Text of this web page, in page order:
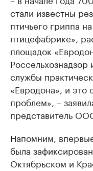
стали известны
птичьего гриппа
птицефабрике»,
площадок
службы
«Евродона», и это
проблем», –
представитель
Напомним,
была
Октябрьском и